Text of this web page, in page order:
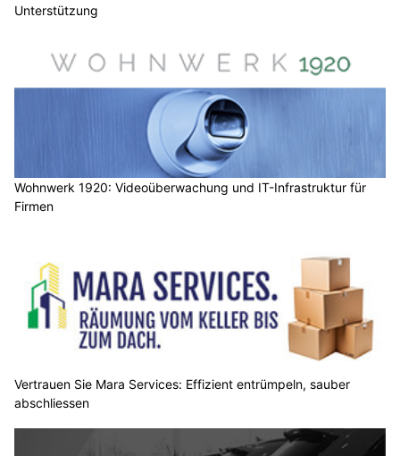
Unterstützung
Wohnwerk 1920: Videoüberwachung und IT-Infrastruktur für
Firmen
Vertrauen Sie Mara Services: Effizient entrümpeln, sauber
abschliessen